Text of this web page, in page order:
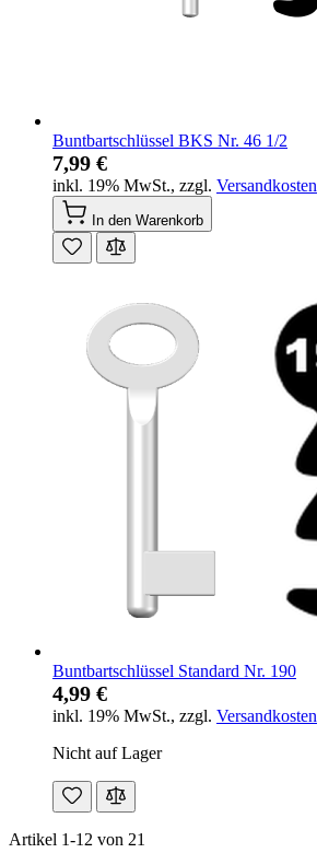
Buntbartschlüssel BKS Nr. 46 1/2
7,99 €
inkl. 19% MwSt., zzgl. Versandkosten
In den Warenkorb
Buntbartschlüssel Standard Nr. 190
4,99 €
inkl. 19% MwSt., zzgl. Versandkosten
Nicht auf Lager
Artikel 1-12 von 21